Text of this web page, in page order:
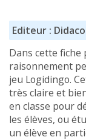
Editeur :
Dans cette fiche
raisonnement
jeu Logidingo.
très claire et
en classe pour
les élèves, ou
un élève en